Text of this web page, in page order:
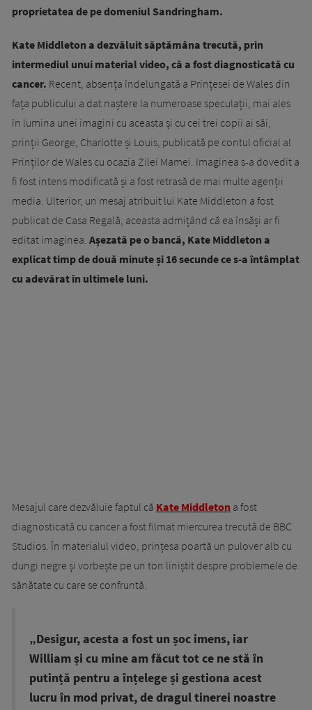
proprietatea de pe domeniul Sandringham.
Kate Middleton a dezvăluit săptămâna trecută, prin
intermediul unui material video, că a fost diagnosticată cu
cancer. Recent, absența îndelungată a Prințesei de Wales din
fața publicului a dat naștere la numeroase speculații, mai ales
în lumina unei imagini cu aceasta și cu cei trei copii ai săi,
prinții George, Charlotte și Louis, publicată pe contul oficial al
Prinților de Wales cu ocazia Zilei Mamei. Imaginea s-a dovedit a
fi fost intens modificată și a fost retrasă de mai multe agenții
media. Ulterior, un mesaj atribuit lui Kate Middleton a fost
publicat de Casa Regală, aceasta admițând că ea însăși ar fi
editat imaginea. Așezată pe o bancă, Kate Middleton a
explicat timp de două minute și 16 secunde ce s-a întâmplat
cu adevărat în ultimele luni.
Mesajul care dezvăluie faptul că Kate Middleton a fost
diagnosticată cu cancer a fost filmat miercurea trecută de BBC
Studios. În materialul video, prințesa poartă un pulover alb cu
dungi negre și vorbește pe un ton liniștit despre problemele de
sănătate cu care se confruntă.
„Desigur, acesta a fost un șoc imens, iar
William și cu mine am făcut tot ce ne stă în
putință pentru a înțelege și gestiona acest
lucru în mod privat, de dragul tinerei noastre